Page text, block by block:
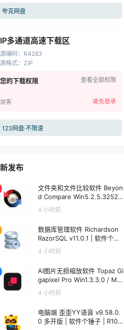
夸克网盘
多通道高速下载区
编码： R4283
格式： ZIP
您的下载权限 查看全部权限
游客 请先登录
123网盘·不限速
发布
文件夹和文件比较软件 Beyon
d Compare Win5.2.5.32528
/ Mac5.1.1.31157 | 软件个锤子
| R1599
4 小时前
数据库管理软件 Richardson
RazorSQL v11.0.1 | 软件个锤
子 | R1233
4 小时前
AI图片无损缩放软件 Topaz Gi
gapixel Pro Win1.3.3.0 / Mac
1.0.0 | 软件个锤子 | R4521
4 小时前
电脑端 歪歪YY语音 v9.58.0.
0 多开版 | 软件个锤子 | R108